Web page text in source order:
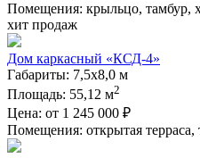
Помещения: крыльцо, тамбур,
хит продаж
Дом каркасный «КСД-4»
Габариты: 7,5х8,0 м
Площадь: 55,12 м2
Цена: от 1 245 000 ₽
Помещения: открытая терраса,